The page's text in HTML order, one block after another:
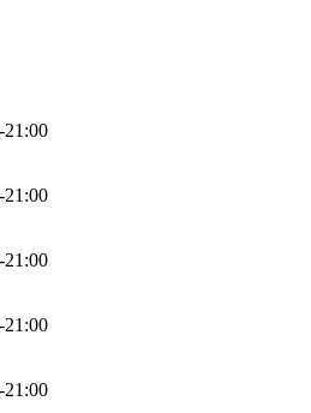
-21 :00
-21 :00
-21 :00
-21 :00
-21 :00